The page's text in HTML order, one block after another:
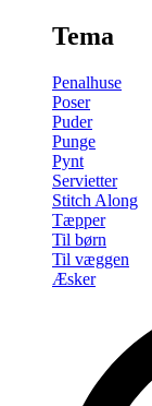
Tema
Penalhuse
Poser
Puder
Punge
Pynt
Servietter
Stitch Along
Tæpper
Til børn
Til væggen
Æsker